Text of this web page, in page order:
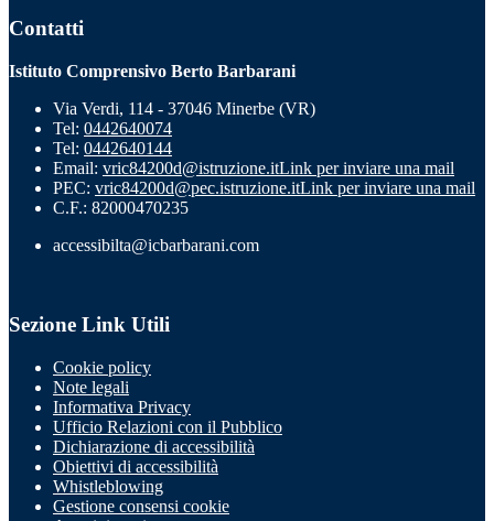
Contatti
Istituto Comprensivo Berto Barbarani
Via Verdi, 114 - 37046 Minerbe (VR)
Tel: 0442640074
Tel: 0442640144
Email: vric84200d@istruzione.itLink per inviare una mail
PEC: vric84200d@pec.istruzione.itLink per inviare una mail
C.F.: 82000470235
accessibilta@icbarbarani.com
Sezione Link Utili
Cookie policy
Note legali
Informativa Privacy
Ufficio Relazioni con il Pubblico
Dichiarazione di accessibilità
Obiettivi di accessibilità
Whistleblowing
Gestione consensi cookie